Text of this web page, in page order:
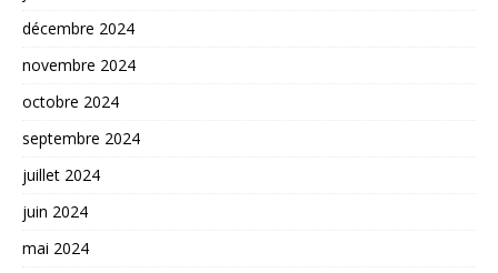
décembre 2024
novembre 2024
octobre 2024
septembre 2024
juillet 2024
juin 2024
mai 2024